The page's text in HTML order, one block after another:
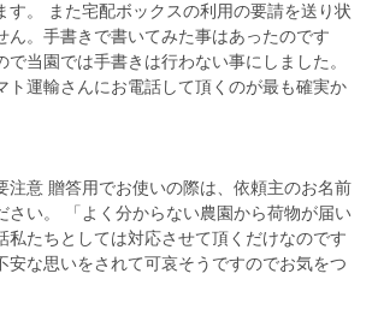
す。 また宅配ボックスの利用の要請を送り状
ん。手書きで書いてみた事はあったのです
で当園では手書きは行わない事にしました。
ト運輸さんにお電話して頂くのが最も確実か
注意 贈答用でお使いの際は、依頼主のお名前
さい。 「よく分からない農園から荷物が届い
私たちとしては対応させて頂くだけなのです
安な思いをされて可哀そうですのでお気をつ